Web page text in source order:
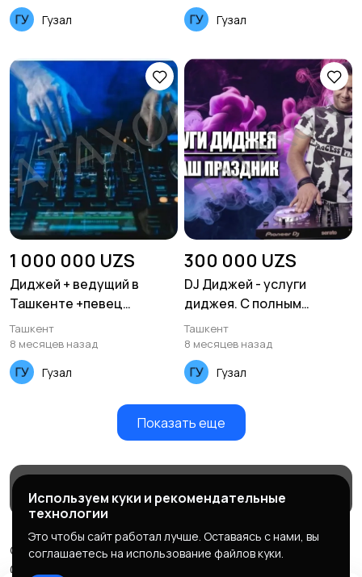
Гузал Гузал
1 000 000 UZS
Диджей + ведущий в
Ташкенте +певец
+видеосъёмка
Ташкент
8 месяцев назад
Гузал
300 000 UZS
DJ Диджей - услуги
диджея. С полным
оборудованием!
Ташкент
8 месяцев назад
Гузал
Показать еще
О нас
© 2026 TATAXON
ООО "Dorison Group", ИНН: 207113694
Используем куки и рекомендательные
технологии
Это чтобы сайт работал лучше. Оставаясь с нами, вы
соглашаетесь на использование файлов куки.